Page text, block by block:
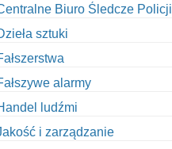
Biuro Śledcze Policji
sztuki
alarmy
ludźmi
i zarządzanie